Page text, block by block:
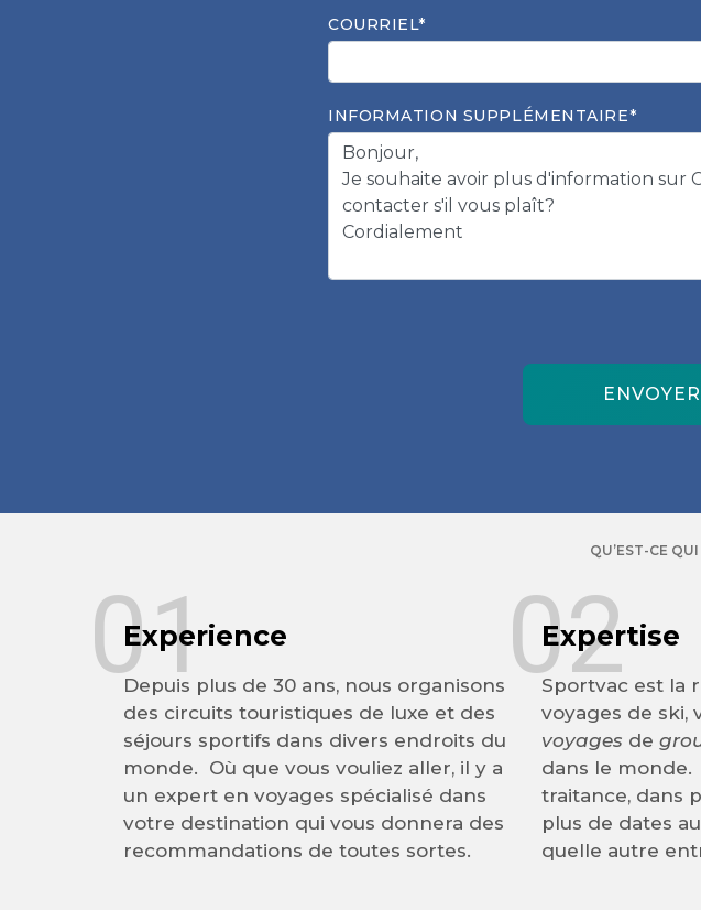
COURRIEL*
INFORMATION SUPPLÉMENTAIRE*
QU’EST-CE
Experience
Depuis plus de 30 ans, nous organisons
des circuits touristiques de luxe et des
séjours sportifs dans divers endroits du
monde. Où que vous vouliez aller, il y a
un expert en voyages spécialisé dans
votre destination qui vous donnera des
recommandations de toutes sortes.
01 Expertise
Sportvac est la
voyages de ski,
voyages de
dans le monde.
traitance, dans
plus de dates
quelle autre
02